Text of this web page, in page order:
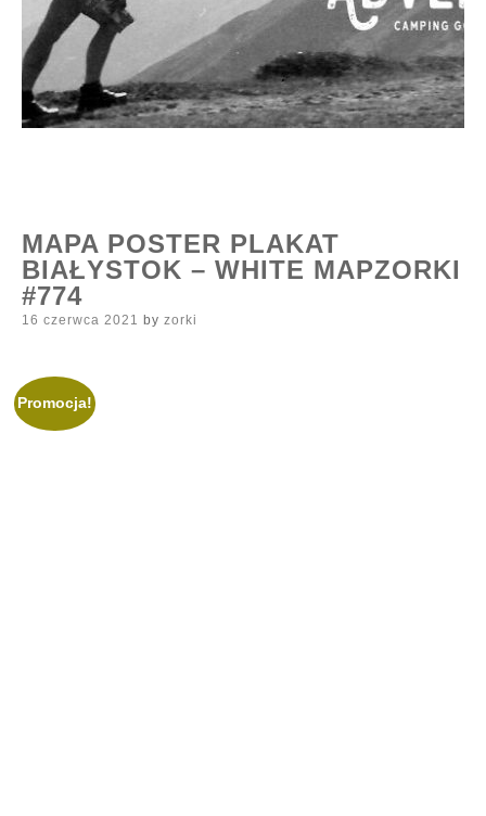
MAPA POSTER PLAKAT
BIAŁYSTOK – WHITE MAPZORKI
#774
Posted
16 czerwca 2021 by zorki
Promocja!